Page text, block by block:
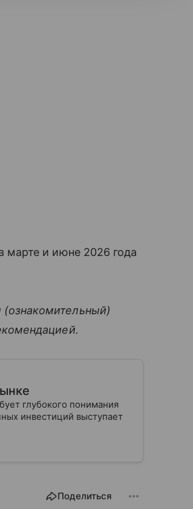
марте и июне 2026 года
глубокого понимания
инвестиций выступает
Поделиться